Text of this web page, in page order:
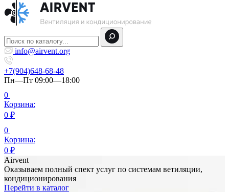
info@airvent.org
+7(904)648-68-48
Пн—Пт 09:00—18:00
0
Корзина:
0 ₽
0
Корзина:
0 ₽
Airvent
Оказываем полный спект услуг по системам ветиляции,
кондиционирования
Перейти в каталог